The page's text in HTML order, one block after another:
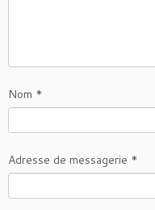
Nom *
Adresse de messagerie *